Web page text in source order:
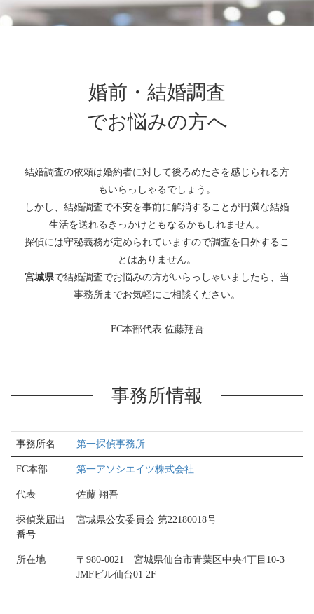
婚前・結婚調査
でお悩みの方へ
結婚調査の依頼は婚約者に対して後ろめたさを感じられる方
もいらっしゃるでしょう。
しかし、結婚調査で不安を事前に解消することが円満な結婚
生活を送れるきっかけともなるかもしれません。
探偵には守秘義務が定められていますので調査を口外するこ
とはありません。
宮城県で結婚調査でお悩みの方がいらっしゃいましたら、当
事務所までお気軽にご相談ください。
FC本部代表 佐藤翔吾
事務所情報
事務所名 第一探偵事務所
FC本部 第一アソシエイツ株式会社
代表 佐藤 翔吾
探偵業届出
番号
宮城県公安委員会 第22180018号
所在地
〒980-0021 宮城県仙台市青葉区中央4丁目10-3
JMFビル仙台01 2F